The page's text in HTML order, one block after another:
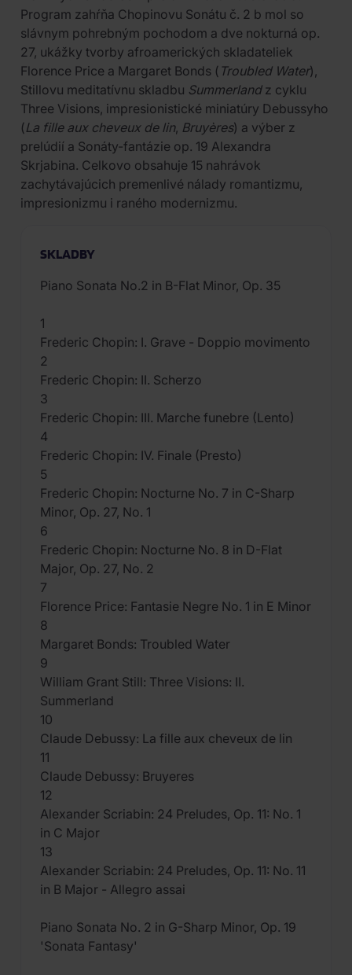
Program zahŕňa Chopinovu Sonátu č. 2 b mol so
slávnym pohrebným pochodom a dve nokturná op.
27, ukážky tvorby afroamerických skladateliek
Florence Price a Margaret Bonds ( Troubled Water),
Stillovu meditatívnu skladbu Summerlandz cyklu
Three Visions, impresionistické miniatúry Debussyho
(La fille aux cheveux de lin, Bruyères) a výber z
prelúdií a Sonáty-fantázie op. 19 Alexandra
Skrjabina. Celkovo obsahuje 15 nahrávok
zachytávajúcich premenlivé nálady romantizmu,
impresionizmu i raného modernizmu.
SKLADBY
Piano Sonata No.2 in B-Flat Minor, Op. 35
1
Frederic Chopin: I. Grave - Doppio movimento
2
Frederic Chopin: II. Scherzo
3
Frederic Chopin: III. Marche funebre (Lento)
4
Frederic Chopin: IV. Finale (Presto)
5
Frederic Chopin: Nocturne No. 7 in C-Sharp
Minor, Op. 27, No. 1
6
Frederic Chopin: Nocturne No. 8 in D-Flat
Major, Op. 27, No. 2
7
Florence Price: Fantasie Negre No. 1 in E Minor
8
Margaret Bonds: Troubled Water
9
William Grant Still: Three Visions: II.
Summerland
10
Claude Debussy: La fille aux cheveux de lin
11
Claude Debussy: Bruyeres
12
Alexander Scriabin: 24 Preludes, Op. 11: No. 1
in C Major
13
Alexander Scriabin: 24 Preludes, Op. 11: No. 11
in B Major - Allegro assai
Piano Sonata No. 2 in G-Sharp Minor, Op. 19
'Sonata Fantasy'